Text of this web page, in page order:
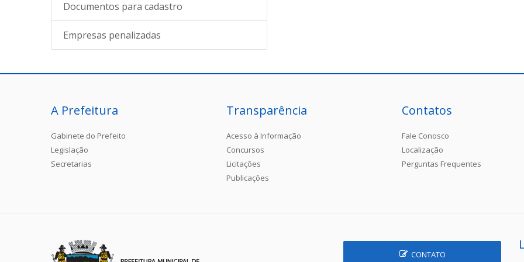
Documentos para cadastro
Empresas penalizadas
A Prefeitura
Gabinete do Prefeito
Legislação
Secretarias
Transparência
Acesso à Informação
Concursos
Licitações
Publicações
Contatos
Fale Conosco
Localização
Perguntas Frequentes
CONTATO